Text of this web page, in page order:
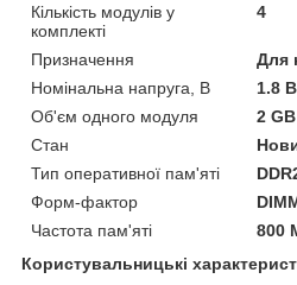
Кількість модулів у
комплекті
4
Призначення
Для
Номінальна напруга, В
1.8 В
Об'єм одного модуля
2 GB
Стан
Тип оперативної пам'яті
Форм-фактор
Частота пам'яті
800
Користувальницькі